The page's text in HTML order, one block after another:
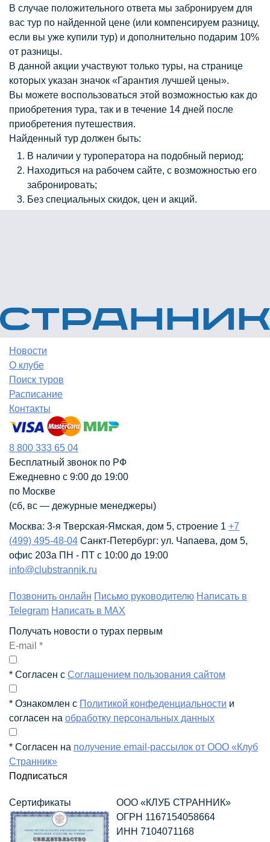
В случае положительного ответа мы забронируем для
вас тур по найденной цене (или компенсируем разницу,
если вы уже купили тур) и дополнительно подарим 10%
от разницы.
В данной акции участвуют только туры, на странице
которых указан значок «Гарантия лучшей цены».
Вы можете воспользоваться этой возможностью как до
приобретения тура, так и в течение 14 дней после
приобретения путешествия.
Найденный тур должен быть:
В наличии у туроператора на подобный период;
Находиться на рабочем сайте, с возможностью его
забронировать;
Без специальных скидок, цен и акций.
Новости
О клубе
Поиск туров
Расписание
Контакты
8 800 333 65 04
Бесплатный звонок по РФ
Ежедневно с 9:00 до 19:00
по Москве
(сб, вс — дежурные менеджеры)
Москва: 3-я Тверская-Ямская, дом 5, строение 1 +7
(499) 495-48-04 Санкт-Петербург: ул. Чапаева, дом 5,
офис 203а ПН - ПТ с 10:00 до 19:00
info@clubstrannik.ru
Позвонить онлайн Письмо руководителю Написать в
Telegram Написать в MAX
Получать новости о турах первым
* Согласен с Соглашением пользования сайтом
* Ознакомлен с Политикой конфеденциальности и
согласен на обработку персональных данных
* Согласен на получение email-рассылок от ООО «Клуб
Странник»
Подписаться
Сертификаты
ООО «КЛУБ СТРАННИК»
ОГРН 1167154058664
ИНН 7104071168